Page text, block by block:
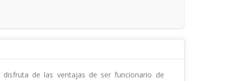
disfruta de las ventajas de ser funcionario de